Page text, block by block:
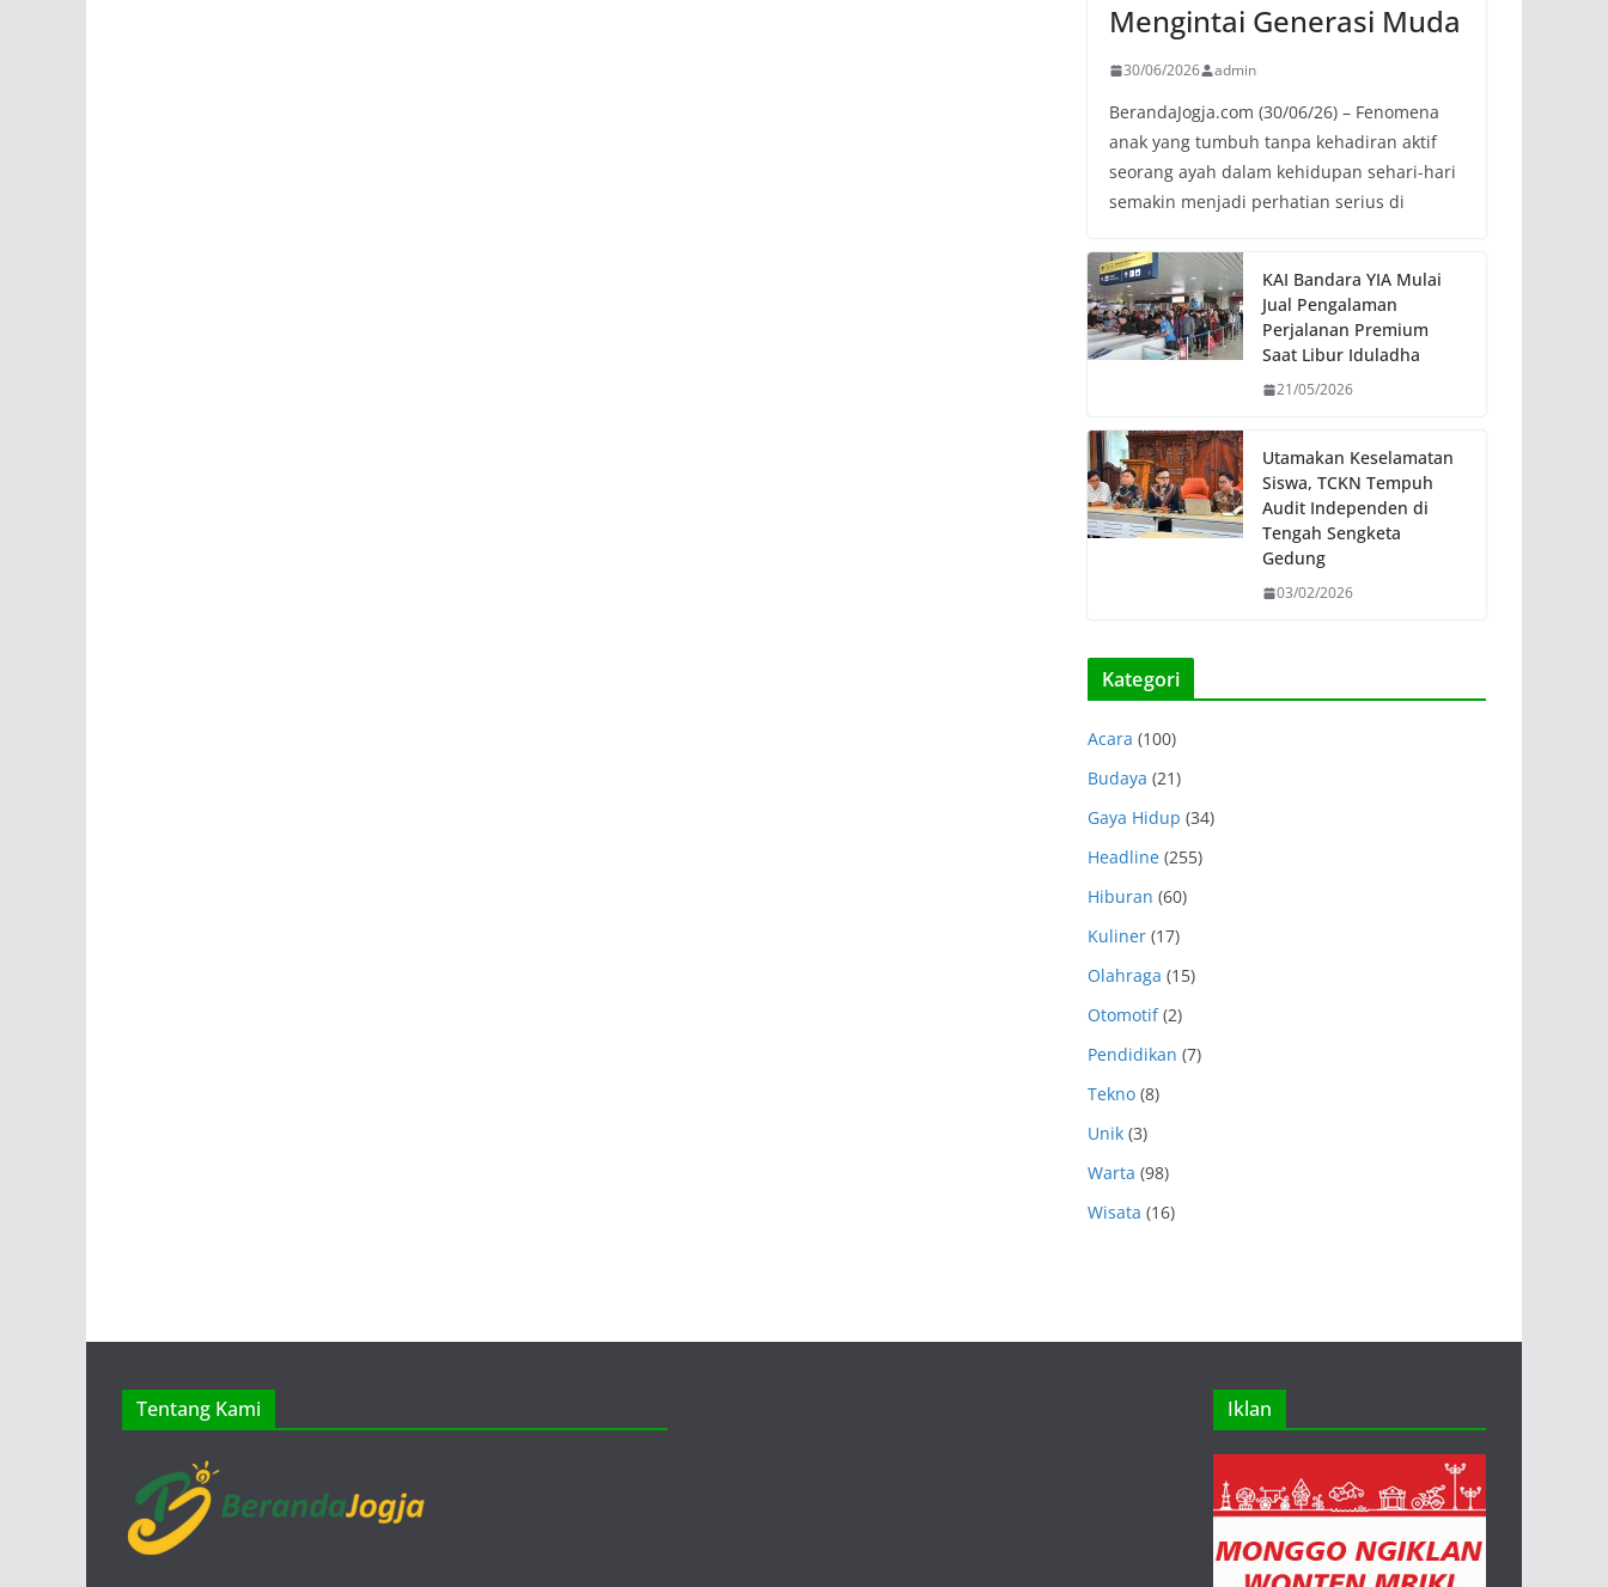
Mengintai Generasi Muda
30/06/2026 admin
BerandaJogja.com (30/06/26) – Fenomena
anak yang tumbuh tanpa kehadiran aktif
seorang ayah dalam kehidupan sehari-hari
semakin menjadi perhatian serius di
KAI Bandara YIA Mulai
Jual Pengalaman
Perjalanan Premium
Saat Libur Iduladha
21/05/2026
Utamakan Keselamatan
Siswa, TCKN Tempuh
Audit Independen di
Tengah Sengketa
Gedung
03/02/2026
Kategori
Acara (100)
Budaya (21)
Gaya Hidup (34)
Headline (255)
Hiburan (60)
Kuliner (17)
Olahraga (15)
Otomotif(2)
Pendidikan (7)
Tekno (8)
Unik (3)
Warta (98)
Wisata (16)
Tentang Kami Iklan